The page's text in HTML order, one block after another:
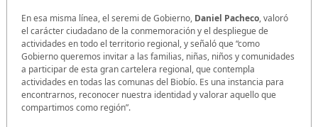
En esa misma línea, el seremi de Gobierno, Daniel Pacheco, valoró
el carácter ciudadano de la conmemoración y el despliegue de
actividades en todo el territorio regional, y señaló que “como
Gobierno queremos invitar a las familias, niñas, niños y comunidades
a participar de esta gran cartelera regional, que contempla
actividades en todas las comunas del Biobío. Es una instancia para
encontrarnos, reconocer nuestra identidad y valorar aquello que
compartimos como región”.